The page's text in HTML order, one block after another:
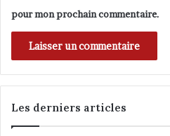
pour mon prochain commentaire.
Les derniers articles